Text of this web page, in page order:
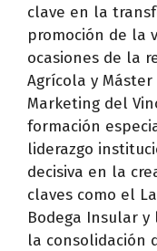
clave en la
promoción de la
ocasiones de la
Agrícola y
Marketing del
formación
liderazgo
decisiva en la
claves como el
Bodega Insular y
la consolidación